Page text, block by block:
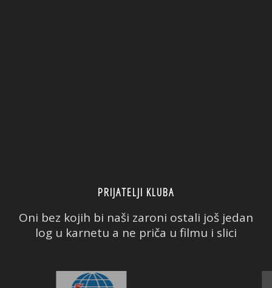
PRIJATELJI KLUBA
Oni bez kojih bi naši zaroni ostali još jedan
log u karnetu a ne priča u filmu i slici